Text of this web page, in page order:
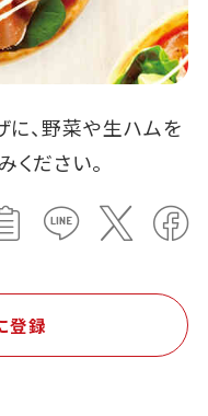
、野菜や生ハムを
ください。
登録